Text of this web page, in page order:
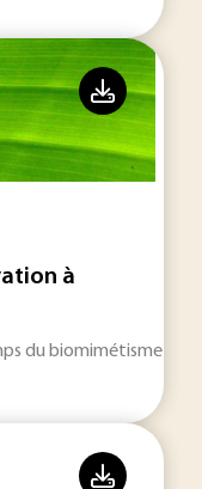
à
du biomimétisme